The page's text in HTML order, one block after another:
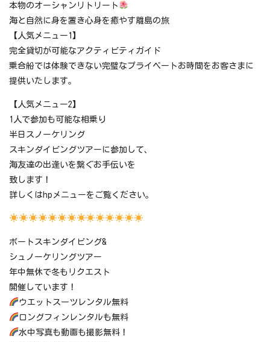
本物のオーシャンリトリート
海と自然に身を置き心身を癒やす離島の旅
【人気メニュー1】
完全貸切が可能なアクティビティガイド
乗合船では体験できない完璧なプライベートお時間をお客さまに
提供いたします。
【人気メニュー2】
1人で参加も可能な相乗り
半日スノーケリング
スキンダイビングツアーに参加して、
海友達の出逢いを繋ぐお手伝いを
致します！
詳しくはhpメニューをご覧ください。
ボートスキンダイビング&
シュノーケリングツアー
年中無休で冬もリクエスト
開催しています！
ウエットスーツレンタル無料
ロングフィンレンタルも無料
水中写真も動画も撮影無料！